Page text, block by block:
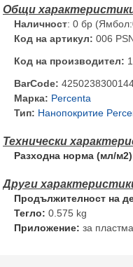
Наличност: 0 бр
Код на артикул: 006
Код на производител:
BarCode:
Марка: Percenta
Тип: Нанопокритие
Разходна норма (мл/
Продължителност на
Тегло: 0.575 kg
Приложение: за